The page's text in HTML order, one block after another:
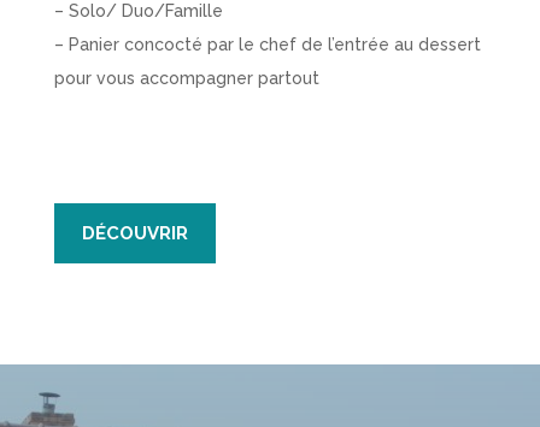
– Solo/ Duo/Famille
– Panier concocté par le chef de l’entrée au dessert
pour vous accompagner partout
DÉCOUVRIR